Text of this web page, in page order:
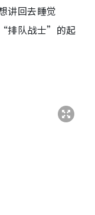
讲回去睡觉
排队战士”的起